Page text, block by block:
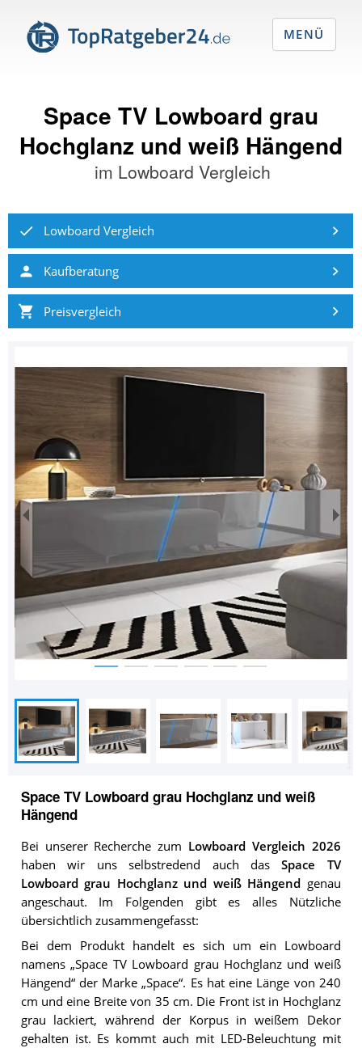
Space TV Lowboard grau
Hochglanz und weiß Hängend
im Lowboard Vergleich
Lowboard Vergleich
Kaufberatung
Preisvergleich
Space TV Lowboard grau Hochglanz und weiß
Hängend
Bei unserer Recherche zum Lowboard Vergleich 2026
haben wir uns selbstredend auch dasSpace TV
Lowboard grau Hochglanz und weiß Hängend genau
angeschaut. Im Folgenden gibt es alles Nützliche
übersichtlich zusammengefasst:
Bei dem Produkt handelt es sich um ein Lowboard
namens „Space TV Lowboard grau Hochglanz und weiß
Hängend“ der Marke „Space“. Es hat eine Länge von 240
cm und eine Breite von 35 cm. Die Front ist in Hochglanz
grau lackiert, während der Korpus in weißem Dekor
gehalten ist. Es kommt auch mit LED-Beleuchtung mit
MENÜ